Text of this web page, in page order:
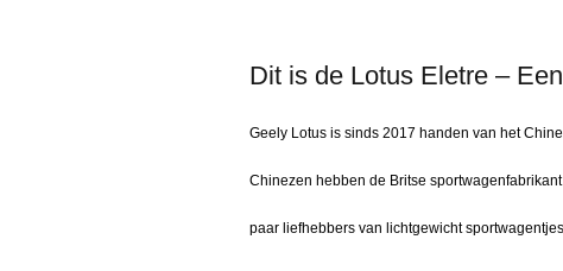
Dit is de Lotus Eletre –
Geely Lotus is sinds 2017 handen van het
Chinezen hebben de Britse
paar liefhebbers van lichtgewicht